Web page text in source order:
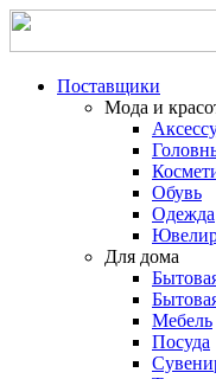
Поставщики
Мода и
Обувь
Одежда
Для дома
Мебель
Посуда